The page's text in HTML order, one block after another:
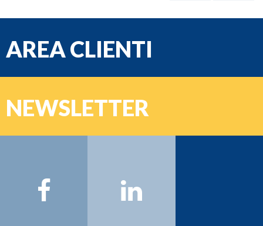
AREA CLIENTI
NEWSLETTER
Email: